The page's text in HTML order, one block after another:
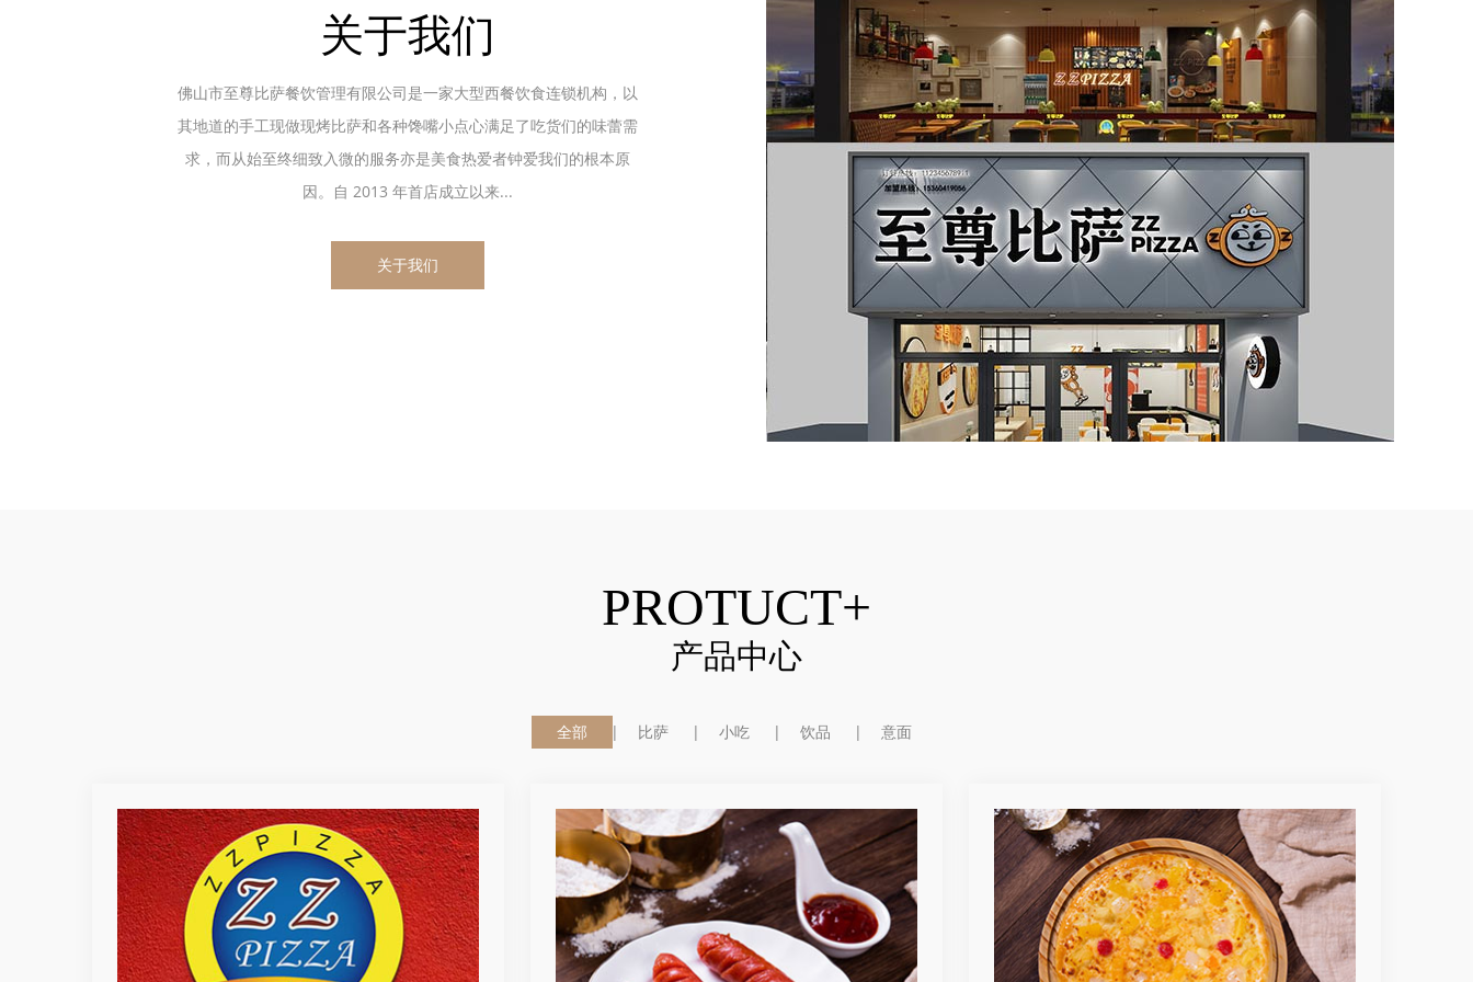
关于我们
佛山市至尊比萨餐饮管理有限公司是一家大型西餐饮食连锁机构，以
其地道的手工现做现烤比萨和各种馋嘴小点心满足了吃货们的味蕾需
求，而从始至终细致入微的服务亦是美食热爱者钟爱我们的根本原
因。自 2013 年首店成立以来...
关于我们
PROTUCT+
产品中心
全部 比萨 小吃 饮品 意面